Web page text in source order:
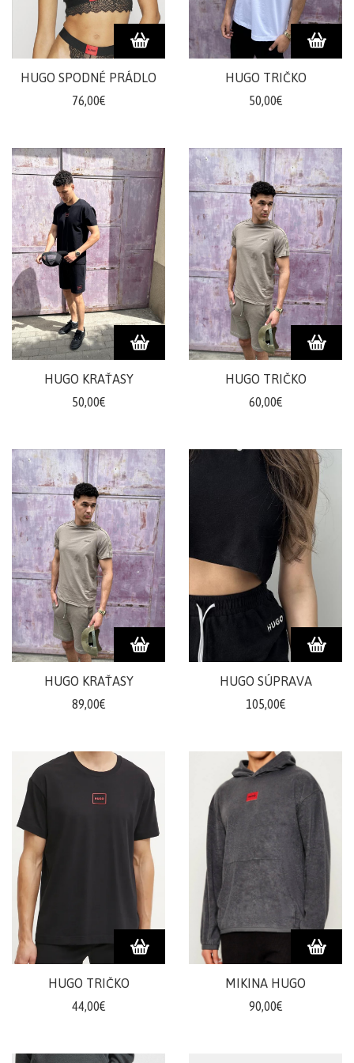
doplnky
ŽENY
oblečenie
Podprsenky
Nohavičky
Šaty/sukne/
overaly
Župany/pyžamá
Doplnky/kabelky
Tričká/
Mikiny
Nohavice/rifle/
Svetre/Pulóvre
Topánky
legíny/tepláky
Bundy,
kožuchy,
kabáty
Vianočné
šaty
Vianočné
šaty
Blúzky,
HUGO SPODNÉ PRÁDLO
76,00€
HUGO TRIČKO
50,00€
HUGO KRAŤASY
50,00€
HUGO TRIČKO
60,00€
HUGO KRAŤASY
89,00€
HUGO SÚPRAVA
105,00€
HUGO TRIČKO
44,00€
MIKINA HUGO
90,00€